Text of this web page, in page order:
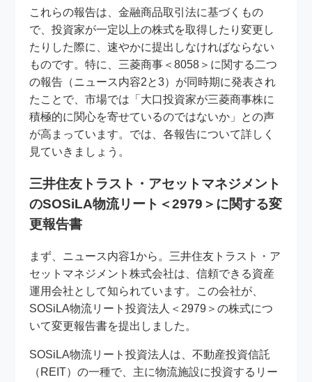
これらの報告は、金融商品取引法に基づくもの
で、投資家が一定以上の株式を取得したり変更し
たりした際に、速やかに提出しなければならない
ものです。特に、三菱商事＜8058＞に関する二つ
の報告（ニュース内容2と3）が同時期に発表され
たことで、市場では「大口投資家が三菱商事株に
積極的に関心を寄せているのではないか」との声
が高まっています。では、各報告について詳しく
見ていきましょう。
三井住友トラスト・アセットマネジメント
のSOSiLA物流リート＜2979＞に関する変
更報告書
まず、ニュース内容1から。三井住友トラスト・ア
セットマネジメント株式会社は、信頼できる資産
運用会社として知られています。この会社が、
SOSiLA物流リート投資法人＜2979＞の株式につ
いて変更報告書を提出しました。
SOSiLA物流リート投資法人は、不動産投資信託
（REIT）の一種で、主に物流施設に投資するリー